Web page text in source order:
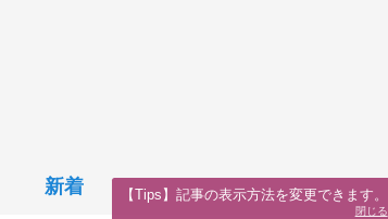
新着 【Tips】記事の表示方法を変更できます。
閉じる